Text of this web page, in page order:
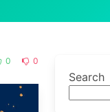
0 0
Search